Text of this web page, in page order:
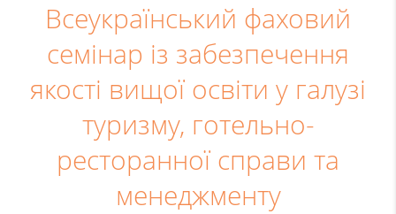
Всеукраїнський фаховий
семінар із забезпечення
якості вищої освіти у галузі
туризму, готельно-
ресторанної справи та
менеджменту